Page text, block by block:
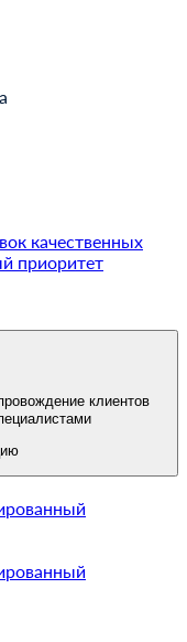
качественных
приоритет
клиентов